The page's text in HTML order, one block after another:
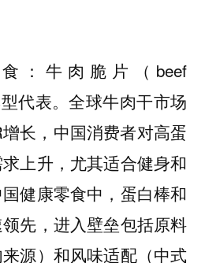
：牛肉脆片（beef
代表。全球牛肉干市场
长，中国消费者对高蛋
上升，尤其适合健身和
健康零食中，蛋白棒和
先，进入壁垒包括原料
源）和风味适配（中式